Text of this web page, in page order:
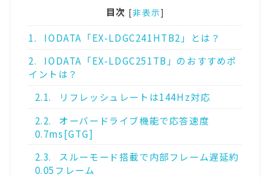
目次 [非表示]
1.
IODATA「EX-LDGC241HTB2」とは？
2.
IODATA「EX-LDGC251TB」のおすすめポ
イントは？
2.1.
リフレッシュレートは144Hz対応
2.2.
オーバードライブ機能で応答速度
0.7ms[GTG]
2.3.
スルーモード搭載で内部フレーム遅延約
0.05フレーム